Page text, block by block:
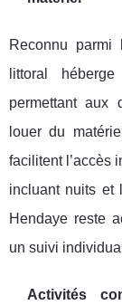
Reconnu
littoral
permettant aux
louer du
facilitent l’accès
incluant nuits et
Hendaye reste
un suivi
Activités